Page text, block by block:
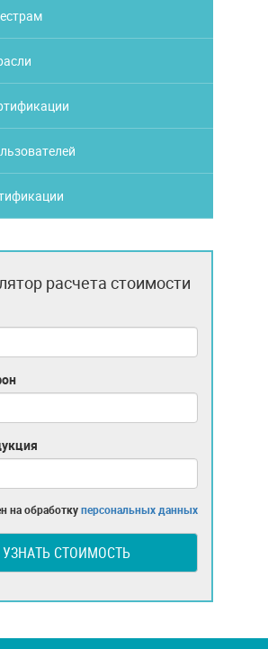
расчета стоимости
на обработкуперсональных данных
УЗНАТЬ СТОИМОСТЬ